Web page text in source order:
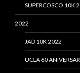
SUPERCOSCO 10K
2022
JAD 10K 2022
UCLA 60